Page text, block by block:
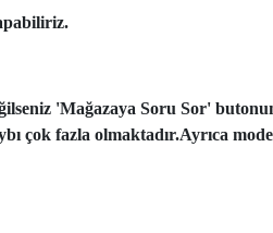
'Mağazaya Soru Sor'
çok fazla olmaktadır.Ayrıca